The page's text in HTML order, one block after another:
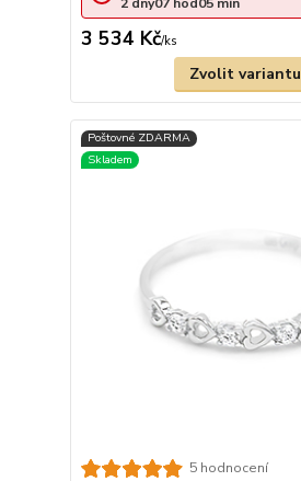
3 534 Kč/ks
Zvolit variantu
5 hodnocení